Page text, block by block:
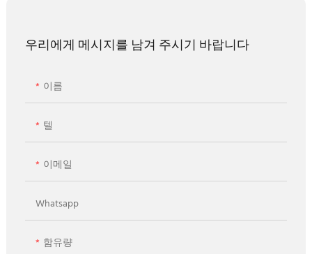
우리에게 메시지를 남겨 주시기 바랍니다
이름
텔
이메일
Whatsapp
함유량